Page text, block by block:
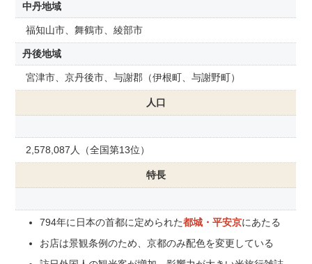
中丹地域
福知山市、舞鶴市、綾部市
丹後地域
宮津市、京丹後市、与謝郡（伊根町、与謝野町）
人口
2,578,087人（全国第13位）
特長
794年に日本の首都に定められた都城・平安京にあたる
お店は景観条例のため、京都のみ配色を変更している